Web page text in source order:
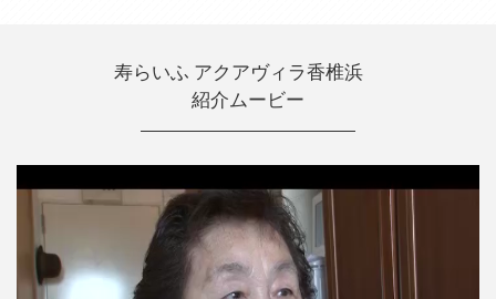
寿らいふ アクアヴィラ香椎浜
紹介ムービー